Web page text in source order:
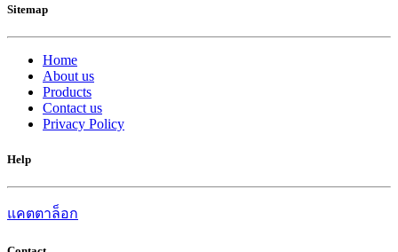
Sitemap
Home
About us
Products
Contact us
Privacy Policy
Help
แคตตาล็อก